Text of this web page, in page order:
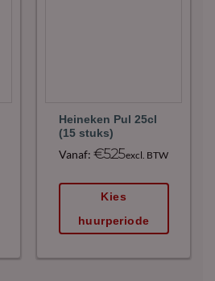
Heineken Pul 25cl
(15 stuks)
Vanaf: €5.25excl. BTW
Kies
huurperiode